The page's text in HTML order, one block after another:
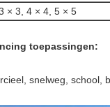
× 3, 4 × 4, 5 × 5
toepassingen:
snelweg, school,